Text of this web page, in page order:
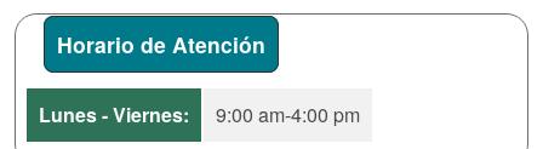
Horario de Atención
Lunes - Viernes: 9:00 am-4:00 pm